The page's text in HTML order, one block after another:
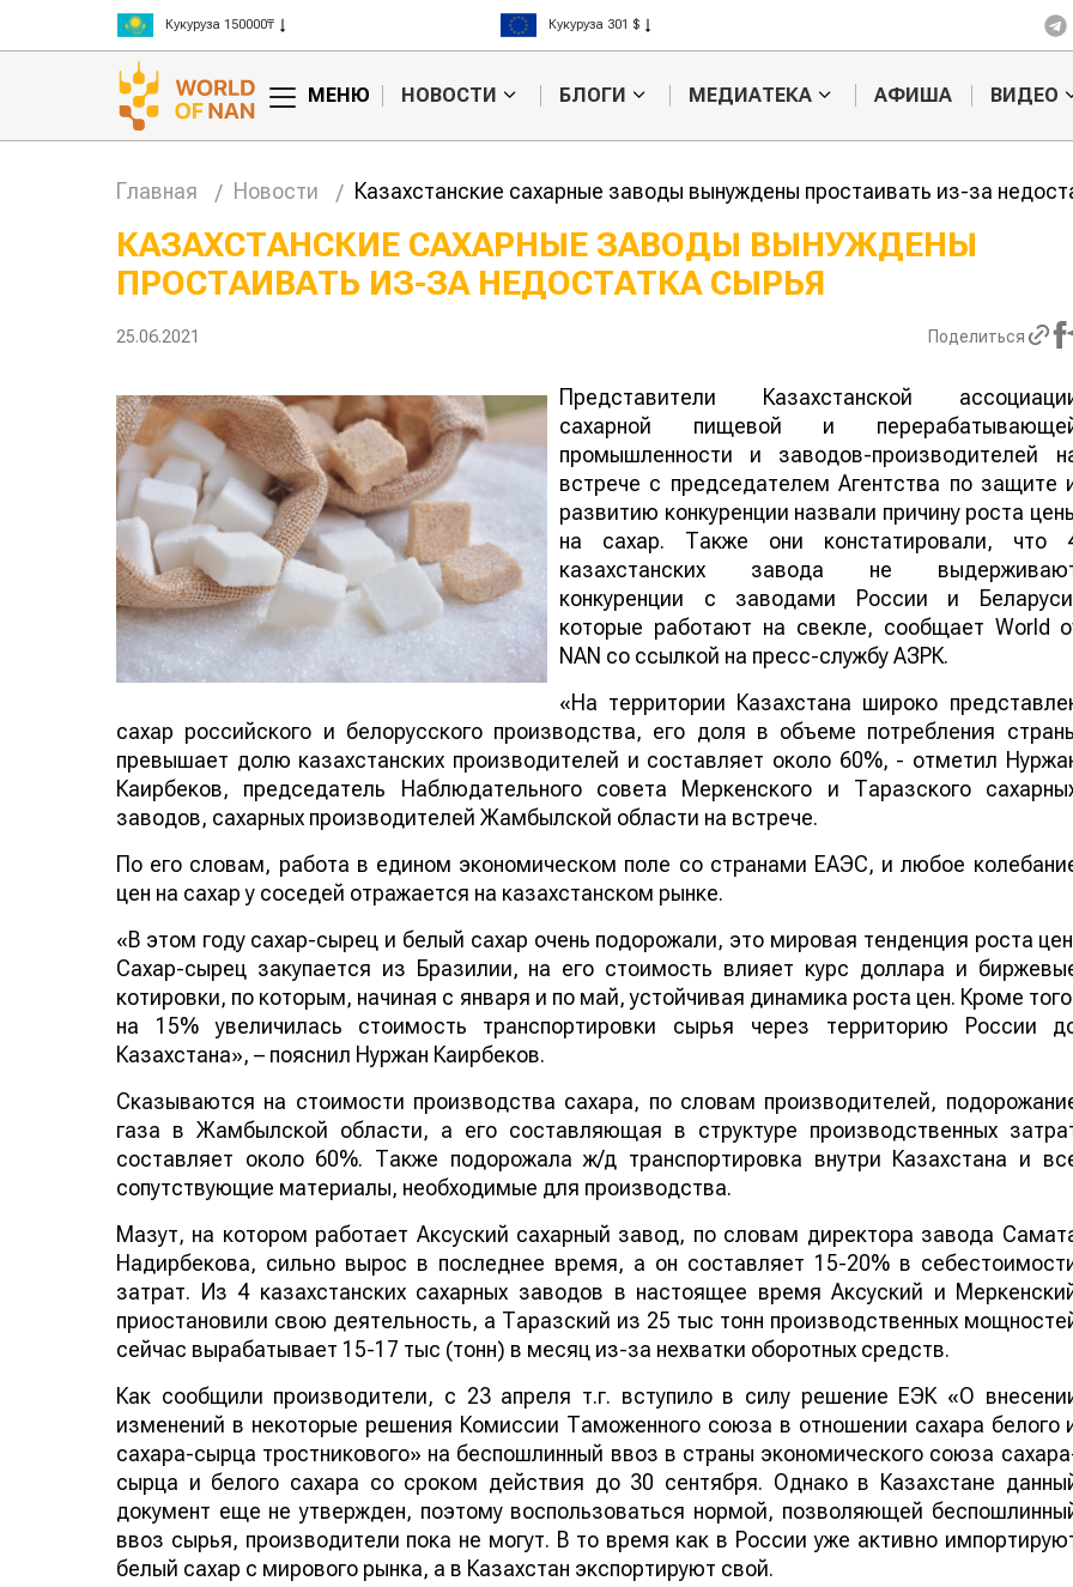
Рис 300000₸
Пшеница 3 класс 125000₸
Рис 408 $
Пшеница 423 $
МЕНЮ НОВОСТИ БЛОГИ МЕДИАТЕКА АФИША ВИДЕО
Главная Новости Казахстанские сахарные заводы вынуждены простаивать из-за
КАЗАХСТАНСКИЕ САХАРНЫЕ ЗАВОДЫ ВЫНУЖДЕНЫ
ПРОСТАИВАТЬ ИЗ-ЗА НЕДОСТАТКА СЫРЬЯ
25.06.2021 Поделиться
Представители Казахстанской
сахарной пищевой и
промышленности и заводов-производителей
встрече с председателем Агентства по защите
развитию конкуренции назвали причину роста
на сахар. Также они констатировали, что
казахстанских завода не
конкуренции с заводами России и
которые работают на свекле, сообщает World
NAN со ссылкой на пресс-службу АЗРК.
«На территории Казахстана широко
сахар российского и белорусского производства, его доля в объеме потребления
превышает долю казахстанских производителей и составляет около 60%, - отметил
Каирбеков, председатель Наблюдательного совета Меркенского и Таразского
заводов, сахарных производителей Жамбылской области на встрече.
По его словам, работа в едином экономическом поле со странами ЕАЭС, и любое
цен на сахар у соседей отражается на казахстанском рынке.
«В этом году сахар-сырец и белый сахар очень подорожали, это мировая тенденция роста
Сахар-сырец закупается из Бразилии, на его стоимость влияет курс доллара и
котировки, по которым, начиная с января и по май, устойчивая динамика роста цен. Кроме
на 15% увеличилась стоимость транспортировки сырья через территорию России
Казахстана», – пояснил Нуржан Каирбеков.
Сказываются на стоимости производства сахара, по словам производителей,
газа в Жамбылской области, а его составляющая в структуре производственных
составляет около 60%. Также подорожала ж/д транспортировка внутри Казахстана и
сопутствующие материалы, необходимые для производства.
Мазут, на котором работает Аксуский сахарный завод, по словам директора завода
Надирбекова, сильно вырос в последнее время, а он составляет 15-20% в
затрат. Из 4 казахстанских сахарных заводов в настоящее время Аксуский и
приостановили свою деятельность, а Таразский из 25 тыс тонн производственных
сейчас вырабатывает 15-17 тыс (тонн) в месяц из-за нехватки оборотных средств.
Как сообщили производители, с 23 апреля т.г. вступило в силу решение ЕЭК «О
изменений в некоторые решения Комиссии Таможенного союза в отношении сахара белого
сахара-сырца тростникового» на беспошлинный ввоз в страны экономического союза
сырца и белого сахара со сроком действия до 30 сентября. Однако в Казахстане
документ еще не утвержден, поэтому воспользоваться нормой, позволяющей
ввоз сырья, производители пока не могут. В то время как в России уже активно
белый сахар с мирового рынка, а в Казахстан экспортируют свой.
Казахстанское
используют для
производства
Картофельные
войны: колорадского
Кыргызстан обошел